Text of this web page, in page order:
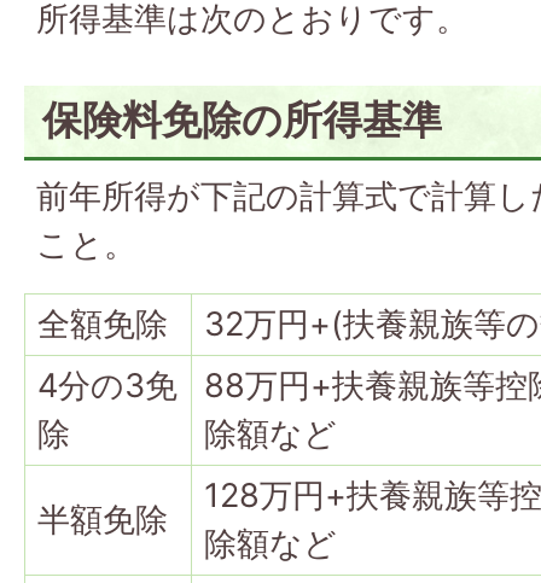
所得基準は次のとおりです。
保険料免除の所得基準
前年所得が下記の計算式で計算
こと。
全額免除
32万円+(扶養親族等
4分の3免
除
88万円+扶養親族等控
除額など
半額免除
128万円+扶養親族等
除額など